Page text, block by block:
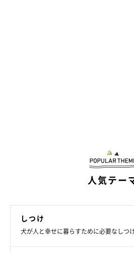
をますます愛おしく感じますね。
取材・文／柏田ゆき
※アンケートコメントは飼い主さんが
のです。
※写真はスマホアプリ「いぬ・ねこの
人気テー
しつけ
犬が人と幸せに暮らすために必要なしつ